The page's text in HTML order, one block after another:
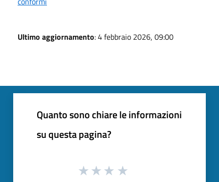
Ultimo aggiornamento: 4 febbraio 2026, 09:00
Quanto sono chiare le informazioni
su questa pagina?